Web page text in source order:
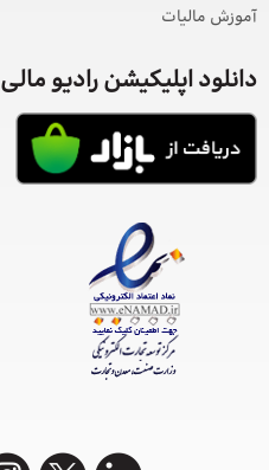
آموزش مالیات
دانلود اپلیکیشن رادیو مالی